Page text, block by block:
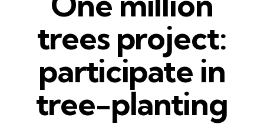
trees project:
participate in
tree-planting